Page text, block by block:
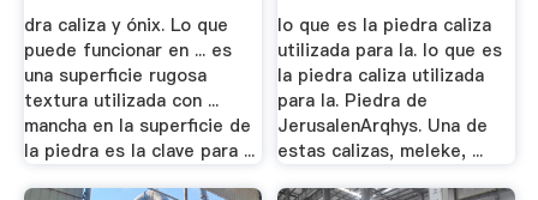
dra caliza y ónix. Lo que
puede funcionar en ... es
una superficie rugosa
textura utilizada con ...
mancha en la superficie de
la piedra es la clave para ...
lo que es la piedra caliza
utilizada para la. lo que es
la piedra caliza utilizada
para la. Piedra de
JerusalenArqhys. Una de
estas calizas, meleke, ...